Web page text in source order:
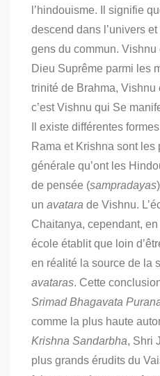
de
toutes
les
sources
Shri
Krishna
tant
que
Bhagavan
Partie
1
l’hindouisme. Il signifie
descend dans l’univers
gens du commun. Vishnu
Dieu Suprême parmi les
trinité de Brahma, Vishnu
c’est Vishnu qui Se
Il existe différentes formes
Rama et Krishna sont les
générale qu’ont les
de pensée (sampradayas
un avatara de Vishnu.
Chaitanya, cependant,
école établit que loin
en réalité la source de la
avataras. Cette
Srimad Bhagavata
comme la plus haute
Krishna Sandarbha, Shri
plus grands érudits du